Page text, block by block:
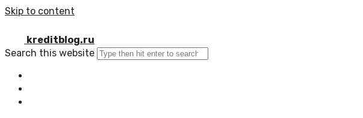
Skip to content
kreditblog.ru
Search this website